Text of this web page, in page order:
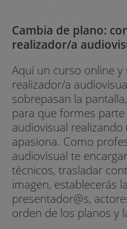
Cambia de plano:
realizador/a
Aquí un curso online
realizador/a
sobrepasan la
para que formes
audiovisual
apasiona. Como
audiovisual te
técnicos, trasladar
imagen, establecerás
presentador@s,
orden de los planos y